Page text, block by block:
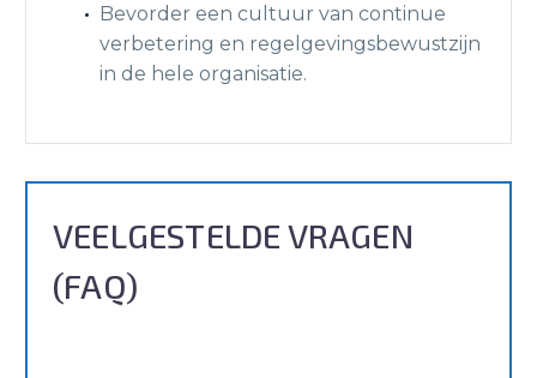
Bevorder een cultuur van continue
verbetering en regelgevingsbewustzijn
in de hele organisatie.
VEELGESTELDE VRAGEN
(FAQ)